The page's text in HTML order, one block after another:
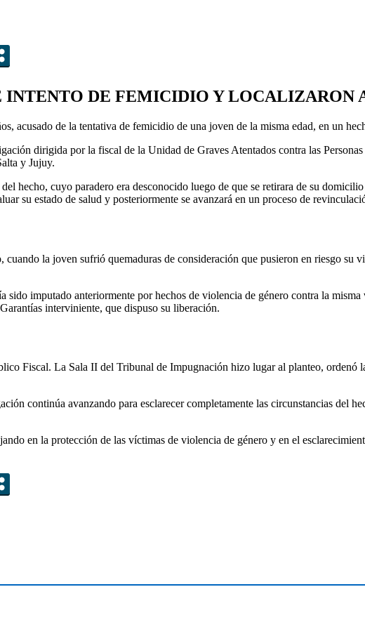
INTENTO DE FEMICIDIO Y LOCALIZARON
acusado de la tentativa de femicidio de una joven de la misma edad, en un
dirigida por la fiscal de la Unidad de Graves Atentados contra las
y Jujuy.
hecho, cuyo paradero era desconocido luego de que se retirara de su
su estado de salud y posteriormente se avanzará en un proceso de
la joven sufrió quemaduras de consideración que pusieron en riesgo su
sido imputado anteriormente por hechos de violencia de género contra la
interviniente, que dispuso su liberación.
Fiscal. La Sala II del Tribunal de Impugnación hizo lugar al planteo, ordenó
continúa avanzando para esclarecer completamente las circunstancias del
en la protección de las víctimas de violencia de género y en el